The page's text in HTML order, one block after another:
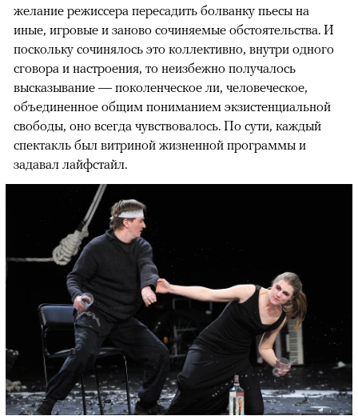
желание режиссера пересадить болванку пьесы на
иные, игровые и заново сочиняемые обстоятельства. И
поскольку сочинялось это коллективно, внутри одного
сговора и настроения, то неизбежно получалось
высказывание — поколенческое ли, человеческое,
объединенное общим пониманием экзистенциальной
свободы, оно всегда чувствовалось. По сути, каждый
спектакль был витриной жизненной программы и
задавал лайфстайл.